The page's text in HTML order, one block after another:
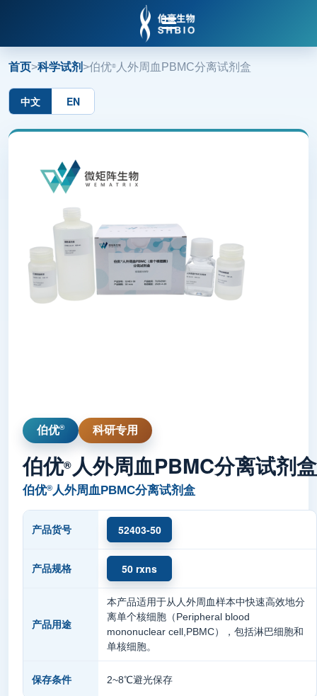

首页>科学试剂>伯优® 人外周血PBMC分离试剂盒
中文 EN
伯优® 科研专用
伯优® 人外周血PBMC分离试剂盒
伯优®人外周血PBMC分离试剂盒
产品货号 52403-50
产品规格 50 rxns
产品用途
本产品适用于从人外周血样本中快速高效地分
离单个核细胞（Peripheral blood
mononuclear cell,PBMC），包括淋巴细胞和
单核细胞。
保存条件 2~8℃避光保存